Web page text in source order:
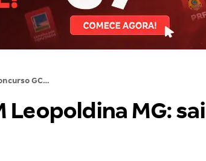
Concurso GCM Leopoldina MG: saiu o EDITAL. Veja!
Leopoldina MG: